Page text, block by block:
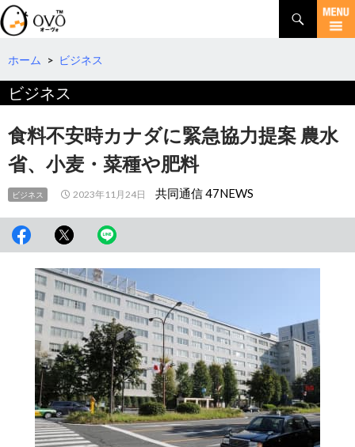
検
索
コ
テ
へ
ホーム > ビジネス
ビジネス
食料不安時カナダに緊急協力提案 農水
省、小麦・菜種や肥料
ビジネス 2023年11月24日 共同通信 47NEWS